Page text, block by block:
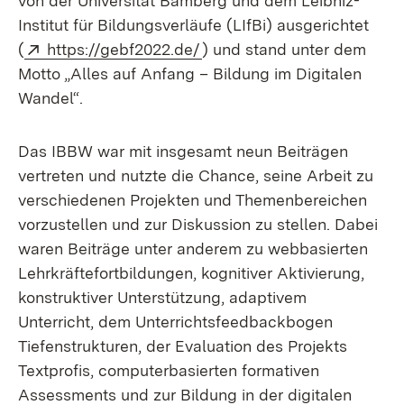
Institut für Bildungsverläufe (LIfBi) ausgerichtet
(
Extern:
https://gebf2022.de/(Öffnet in neuem Fenster)
) und stand unter dem
Motto „Alles auf Anfang – Bildung im Digitalen
Wandel“.
Das IBBW war mit insgesamt neun Beiträgen
vertreten und nutzte die Chance, seine Arbeit zu
verschiedenen Projekten und Themenbereichen
vorzustellen und zur Diskussion zu stellen. Dabei
waren Beiträge unter anderem zu webbasierten
Lehrkräftefortbildungen, kognitiver Aktivierung,
konstruktiver Unterstützung, adaptivem
Unterricht, dem Unterrichtsfeedbackbogen
Tiefenstrukturen, der Evaluation des Projekts
Textprofis, computerbasierten formativen
Assessments und zur Bildung in der digitalen